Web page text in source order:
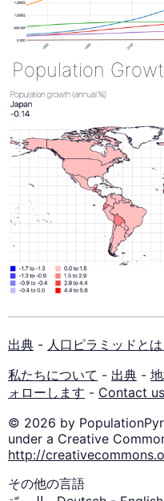
Population
出典 - 人口ピラミッドとは
私たちについて - 出典 -
ォローします - Contact
© 2026 by
under a Creative
http://
その他の言語